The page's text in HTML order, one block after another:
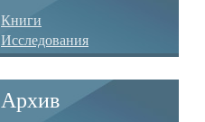
Книги
Исследования
Архив